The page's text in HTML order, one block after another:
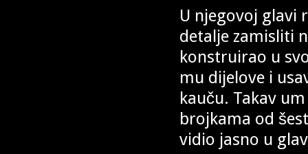
U njegovoj glavi
detalje zamisliti
konstruirao u
mu dijelove i
kauču. Takav
brojkama od
vidio jasno u